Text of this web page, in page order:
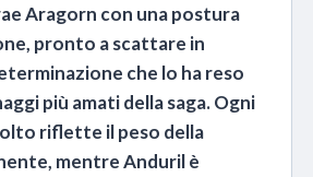
Aragorn con una postura
pronto a scattare in
che lo ha reso
più amati della saga. Ogni
riflette il peso della
mentre Anduril è